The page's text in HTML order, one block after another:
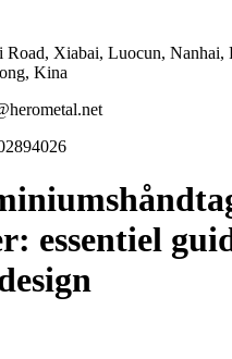
Road, Xiabai, Luocun, Nanhai,
Kina
essentiel